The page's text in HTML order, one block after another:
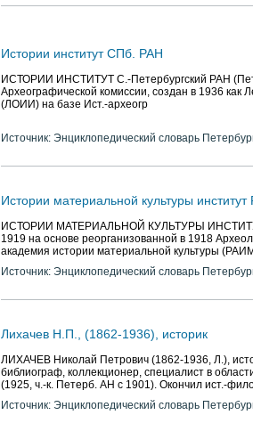
Истории институт СПб. РАН
ИСТОРИИ ИНСТИТУТ С.-Петербургский РАН
Археографической комиссии, создан в 1936
(ЛОИИ) на базе Ист.-археогр
Источник: Энциклопедический словарь
Истории материальной культуры институт
ИСТОРИИ МАТЕРИАЛЬНОЙ КУЛЬТУРЫ
1919 на основе реорганизованной в 1918
академия истории материальной культуры
Источник: Энциклопедический словарь
Лихачев Н.П., (1862-1936), историк
ЛИХАЧЕВ Николай Петрович (1862-1936, Л.),
библиограф, коллекционер, специалист в
(1925, ч.-к. Петерб. АН с 1901). Окончил ист.-
Источник: Энциклопедический словарь